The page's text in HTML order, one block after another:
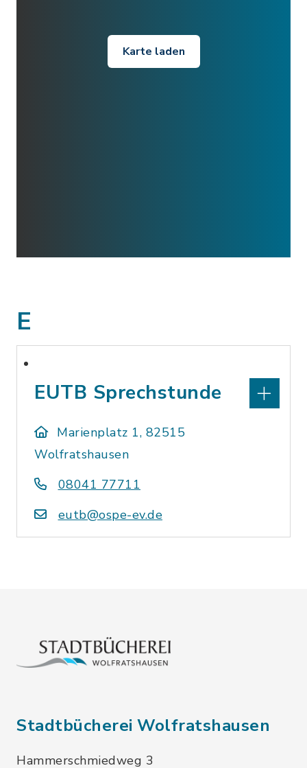
Karte laden
E
EUTB Sprechstunde
Marienplatz 1, 82515
Wolfratshausen
08041 77711
eutb@ospe-ev.de
Stadtbücherei Wolfratshausen
Hammerschmiedweg 3